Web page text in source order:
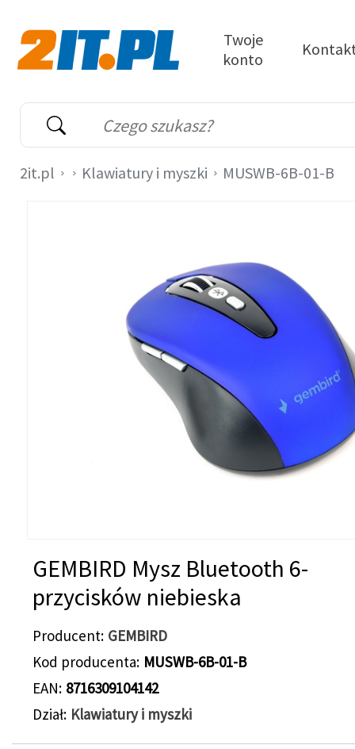
Wyszukiwarka
Słowo kluczowe
Twoje
konto
2it.pl Klawiatury i myszki MUSWB-6B-01-B
GEMBIRD Mysz Bluetooth 6-
przycisków niebieska
Producent GEMBIRD
Kod producenta MUSWB-6B-01-B
EAN 8716309104142
Dział Klawiatury i myszki